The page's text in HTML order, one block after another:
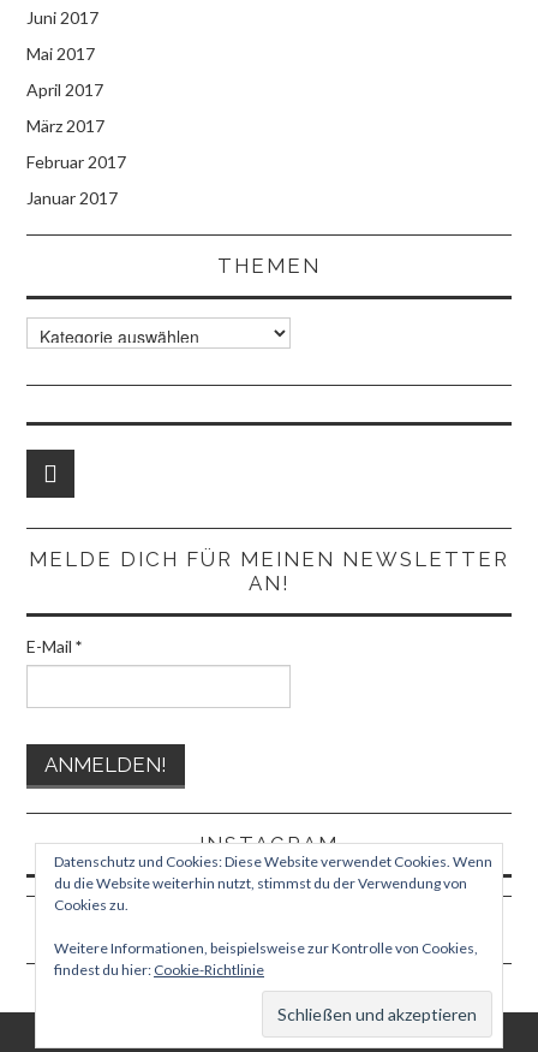
Juni 2017
Mai 2017
April 2017
März 2017
Februar 2017
Januar 2017
THEMEN
Themen
MELDE DICH FÜR MEINEN NEWSLETTER
AN!
E-Mail*
INSTAGRAM
Datenschutz und Cookies: Diese Website verwendet Cookies. Wenn
du die Website weiterhin nutzt, stimmst du der Verwendung von
Cookies zu.
Weitere Informationen, beispielsweise zur Kontrolle von Cookies,
findest du hier: Cookie-Richtlinie
© 2026 TEPHORA. ALLE RECHTE VORBEHALTEN.